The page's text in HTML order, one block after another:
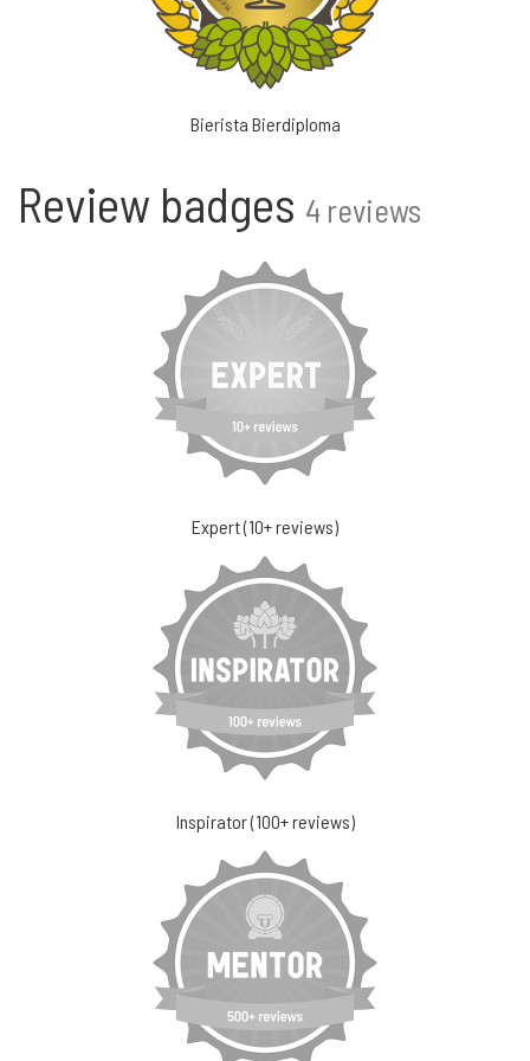
Bierista Bierdiploma
Review badges 4 reviews
Expert (10+ reviews)
Inspirator (100+ reviews)